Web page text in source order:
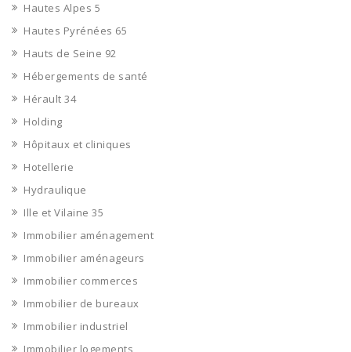
Hautes Alpes 5
Hautes Pyrénées 65
Hauts de Seine 92
Hébergements de santé
Hérault 34
Holding
Hôpitaux et cliniques
Hotellerie
Hydraulique
Ille et Vilaine 35
Immobilier aménagement
Immobilier aménageurs
Immobilier commerces
Immobilier de bureaux
Immobilier industriel
Immobilier logements